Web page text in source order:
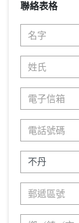
聯絡表格